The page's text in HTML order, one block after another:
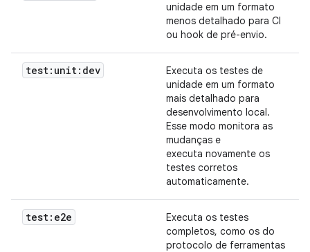
unidade em um formato
menos detalhado para CI
ou hook de pré-envio.
test:unit:dev
Executa os testes de
unidade em um formato
mais detalhado para
desenvolvimento local.
Esse modo monitora as
mudanças e
executa novamente os
testes corretos
automaticamente.
test:e2e
Executa os testes
completos, como os do
protocolo de ferramentas